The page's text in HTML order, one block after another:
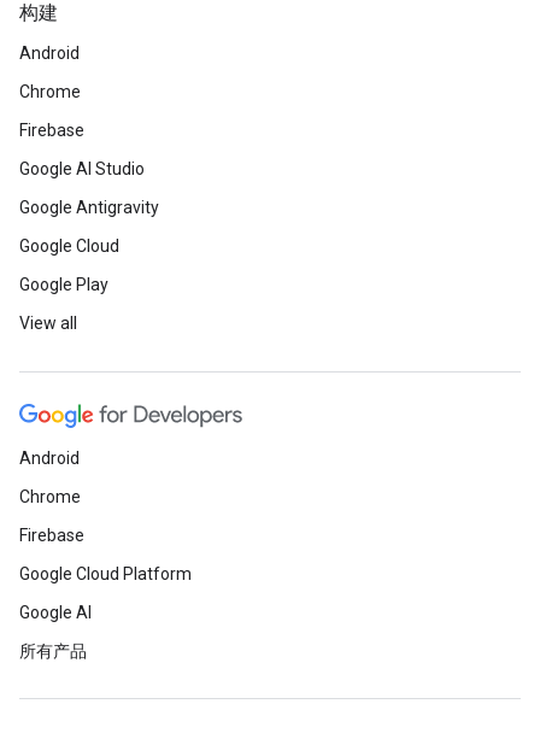
构建
Android
Chrome
Firebase
Google AI Studio
Google Antigravity
Google Cloud
Google Play
View all
Android
Chrome
Firebase
Google Cloud Platform
Google AI
所有产品